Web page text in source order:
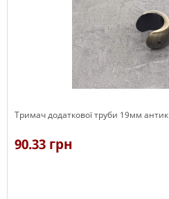
Тримач додаткової труби 19мм антик
90.33 грн